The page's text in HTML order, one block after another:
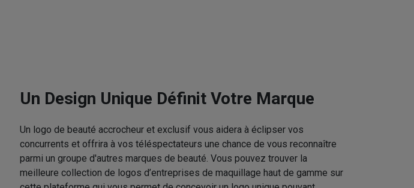
Un Design Unique Définit Votre Marque
Un logo de beauté accrocheur et exclusif vous aidera à éclipser vos
concurrents et offrira à vos téléspectateurs une chance de vous reconnaître
parmi un groupe d'autres marques de beauté. Vous pouvez trouver la
meilleure collection de logos d’entreprises de maquillage haut de gamme sur